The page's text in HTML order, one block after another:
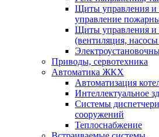
Щиты управления и
управление
Щиты управления и
(вентиляция,
Приводы, сервотехника
Автоматика ЖКХ
Автоматизация
Интеллектуальное
Системы
сооружений
Теплоснабжение